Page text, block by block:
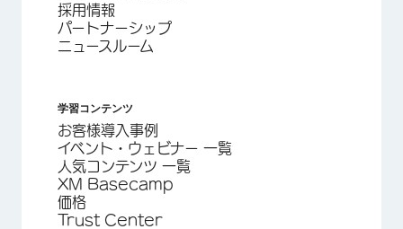
採用情報
パートナーシップ
ニュースルーム
学習コンテンツ
お客様導入事例
イベント・ウェビナー 一覧
人気コンテンツ 一覧
XM Basecamp
価格
Trust Center